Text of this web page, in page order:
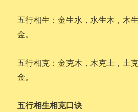
五行相生：金生水，水生木，木
金。
五行相克：金克木，木克土，土
金。
五行相生相克口诀